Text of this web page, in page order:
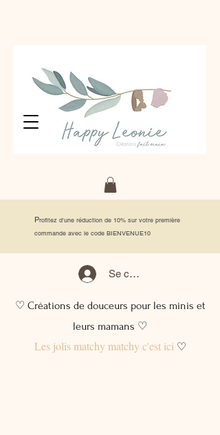
Profitez d'une réduction de 10% sur votre première
commande avec le code BIENVENUE10
Se connecter
♡ Créations de douceurs pour les minis et
leurs mamans ♡
Les jolis matchy matchy c'est ici♡